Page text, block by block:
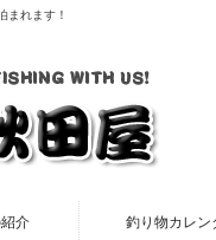
まれます！
介 釣り物カレン